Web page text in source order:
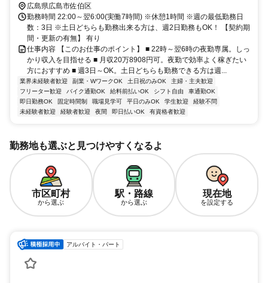
広島県広島市佐伯区
勤務時間 22:00～翌6:00(実働7時間) ※休憩1時間 ※週の最低勤務日
数：3日 ※土日どちらも勤務出来る方は、週2日勤務もOK！ 【契約期
間・更新の有無】 有り
仕事内容 【このお仕事のポイント】 ■ 22時～翌6時の夜勤専属。しっ
かり収入を目指せる ■ 月収20万8908円可。夜勤で効率よく稼ぎたい
方におすすめ ■ 週3日～OK。土日どちらも勤務できる方は週...
業界未経験者歓迎 副業・WワークOK 土日祝のみOK
主婦・主夫歓迎
フリーター歓迎
バイク通勤OK 給料前払いOK シフト自由
車通勤OK
即日勤務OK
固定時間制 職場見学可 平日のみOK 学生歓迎
経験不問
未経験者歓迎
経験者歓迎 夜間 即日払いOK 有資格者歓迎
勤務地も選ぶと見つけやすくなるよ
市区町村
から選ぶ
駅・路線
から選ぶ
現在地
を設定する
アルバイト・パート